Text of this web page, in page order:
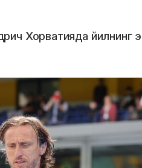
Хорватияда йилнинг